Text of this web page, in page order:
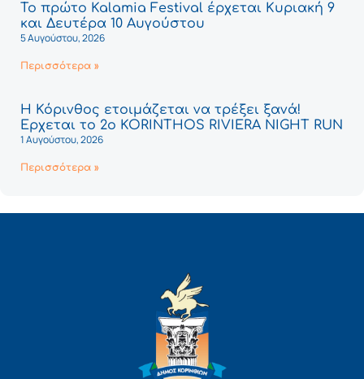
Το πρώτο Kalamia Festival έρχεται Κυριακή 9
και Δευτέρα 10 Αυγούστου
5 Αυγούστου, 2026
Περισσότερα »
Η Κόρινθος ετοιμάζεται να τρέξει ξανά!
Έρχεται το 2ο KORINTHOS RIVIERA NIGHT RUN
1 Αυγούστου, 2026
Περισσότερα »